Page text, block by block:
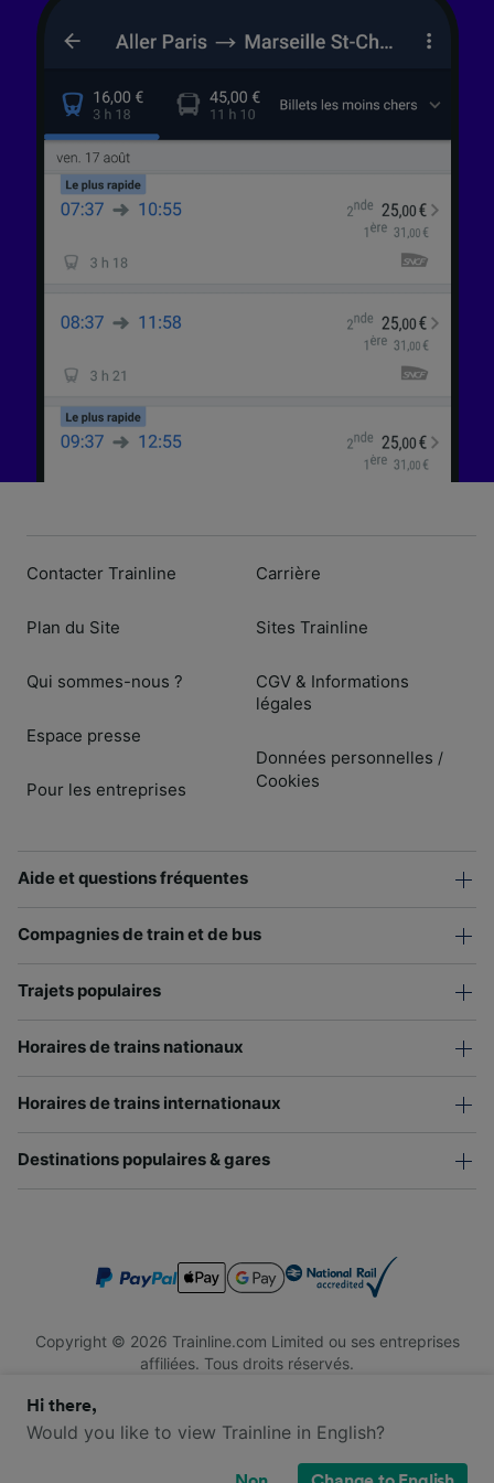
Contacter Trainline
Plan du Site
Qui sommes-nous ?
Espace presse
Pour les entreprises
Carrière
Sites Trainline
CGV & Informations
légales
Données personnelles /
Cookies
Aide et questions fréquentes
Compagnies de train et de bus
Trajets populaires
Horaires de trains nationaux
Horaires de trains internationaux
Destinations populaires & gares
Copyright © 2026 Trainline.com Limited ou ses entreprises
affiliées. Tous droits réservés.
de Galles. Numéro d'immatriculation : 3846791. Siège social : 1
Stonecutter St, London EC4A 4AH, Royaume-Uni. Numéro de
Hi there,
Would you like to view Trainline in English?
Utiliser des données de géolocalisation
l’identification. Stocker et/ou accéder à des
informations sur un appareil. Publicités et
contenu personnalisés, mesure de
performance des publicités et du contenu,
études d’audience et développement de
services.
Liste de nos partenaires (fournisseurs)